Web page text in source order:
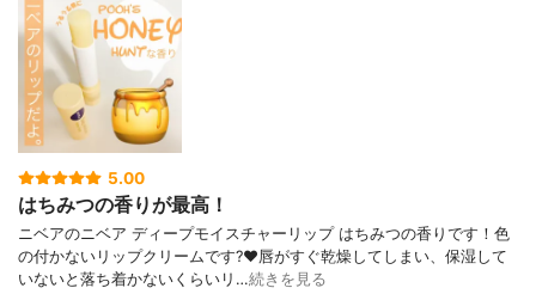
5.00
はちみつの香りが最高！
ニベアのニベア ディープモイスチャーリップ はちみつの香りです！色
の付かないリップクリームです?❤️唇がすぐ乾燥してしまい、保湿して
いないと落ち着かないくらいリ…続きを見る